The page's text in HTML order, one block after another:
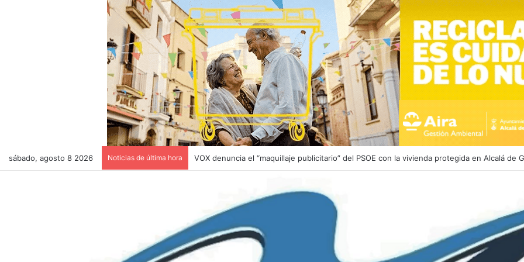
sábado, agosto 8 2026 Noticias de última hora Última hora! Desprendimiento en la calle Juan Abad